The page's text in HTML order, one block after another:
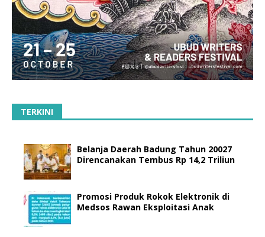
TERKINI
Belanja Daerah Badung Tahun 20027
Direncanakan Tembus Rp 14,2 Triliun
Promosi Produk Rokok Elektronik di
Medsos Rawan Eksploitasi Anak